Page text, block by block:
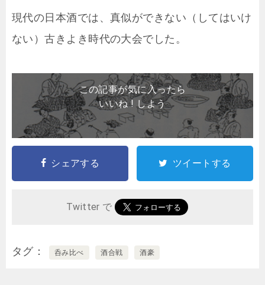
現代の日本酒では、真似ができない（してはいけ
ない）古きよき時代の大会でした。
この記事が気に入ったら
いいね ! しよう
シェアする ツイートする
Twitter で
タグ 呑み比べ 酒合戦 酒豪